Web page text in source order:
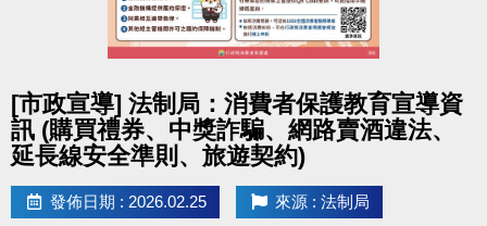
男、女子組各取前3名，男女綜合排名取總冠軍1名。
競賽排名及獎項如下： ( 量測時須穿著輕便衣物，
並配合教練指示。)
分組排名
亞軍：[船井] 酸痛按摩機尊爵款
限本人使用，請於1小時內進行抵用
期限及隔日無效，請重新領券。
2.欲抵用時，請向合作店家出示此QR-Code，並提供
簡訊驗證碼予店員進行驗證，完成消費抵用後，無法
3.如折抵不足，僅受理現金補差額 。
[市政宣導] 法制局：消費者保護教育宣導資
訊 (購買禮券、中獎詐騙、網路賣酒違法、
延長線安全準則、旅遊契約)
發佈日期 : 2026.02.25 來源 : 法制局